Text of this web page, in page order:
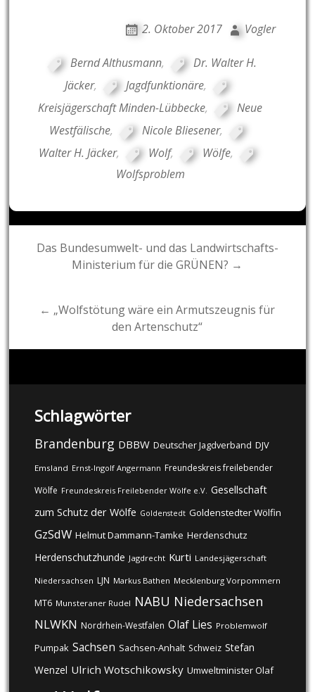
2. Oktober 2017 Vogler
Bernd Althusmann,
Dr. Walter H.
Jäcker, Jagdfunktionäre,
Kreisjägerschaft Minden-Lübbecke,
Neue
Westfälische, Nicole Bliesener,
Walter H. Jäcker, Wolf, Wölfe,
Wolfsproblem
Post
navigation
Das Bundesumwelt- und das Landwirtschafts-
Ministerium für die GRÜNEN? →
← „Wolfstötung wäre ein Armutszeugnis für
den Artenschutz“
Schlagwörter
Brandenburg DBBW Deutscher Jagdverband DJV
Emsland Ernst-Ingolf Angermann Freundeskreis freilebender
Wölfe Freundeskreis Freilebender Wölfe e.V. Gesellschaft
zum Schutz der Wölfe Goldenstedt Goldenstedter Wölfin
GzSdW Helmut Dammann-Tamke Herdenschutz
Herdenschutzhunde Jagdrecht Kurti Landesjägerschaft
Niedersachsen LJN Markus Bathen Mecklenburg Vorpommern
MT6 Munsteraner Rudel NABU Niedersachsen
NLWKN Nordrhein-Westfalen Olaf Lies Problemwolf
Pumpak Sachsen Sachsen-Anhalt Schweiz Stefan
Wenzel Ulrich Wotschikowsky Umweltminister Olaf